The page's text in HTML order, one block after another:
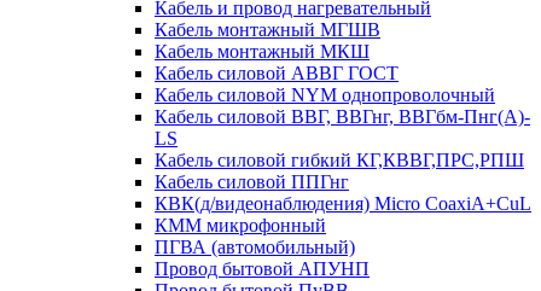
Кабель и провод нагревательный
Кабель монтажный МГШВ
Кабель монтажный МКШ
Кабель силовой АВВГ ГОСТ
Кабель силовой NYM однопроволочный
Кабель силовой ВВГ, ВВГнг, ВВГбм-Пнг(А)-
LS
Кабель силовой гибкий КГ,КВВГ,ПРС,РПШ
Кабель силовой ППГнг
КВК(д/видеонаблюдения) Micro CoaxiA+CuL
КММ микрофонный
ПГВА (автомобильный)
Провод бытовой АПУНП